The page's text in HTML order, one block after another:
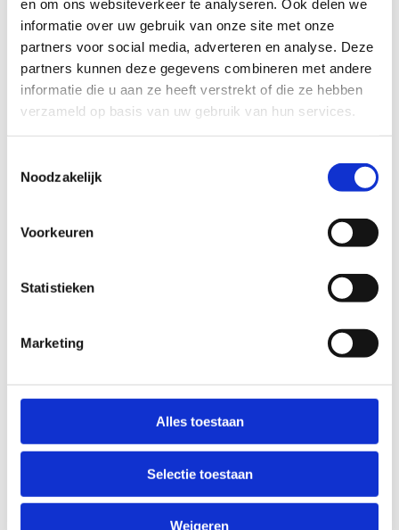
en om ons websiteverkeer te analyseren. Ook delen we
informatie over uw gebruik van onze site met onze
partners voor social media, adverteren en analyse. Deze
partners kunnen deze gegevens combineren met andere
informatie die u aan ze heeft verstrekt of die ze hebben
verzameld op basis van uw gebruik van hun services.
Noodzakelijk
Voorkeuren
Statistieken
Marketing
Alles toestaan
Selectie toestaan
Weigeren
onlinebevraging konden zij vertellen wat voor hen
belangrijk is om van sport te genieten.
Joeri Verellen(rolstoeltennisser en bestuurder van G-sport
Vlaanderen): “Ik hoop dat het ‘Kwaliteitslabel
toegankelijke sportinfrastructuur’ ertoe kan bijdragen dat
iedereen gelijke kansen krijgt om te participeren aan sport-
supporter.”
Kwaliteitslabel als nieuwe
toegankelijkheid behaalt, dan bekroont Sport Vlaanderen
je inspanningen met een kwaliteitslabel. Inter biedt je een
staat voor excellent toegankelijke sportinfrastructuur, A++
voor uitstekend toegankelijke en A+ voor goed
Met deze labels vervult Vlaanderen een voorbeeldrol op